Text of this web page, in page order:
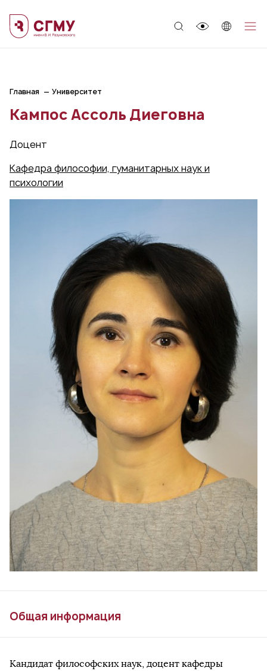
Главная Университет
Кампос Ассоль Диеговна
Доцент
Кафедра философии, гуманитарных наук и
психологии
Общая информация
Кандидат философских наук, доцент кафедры